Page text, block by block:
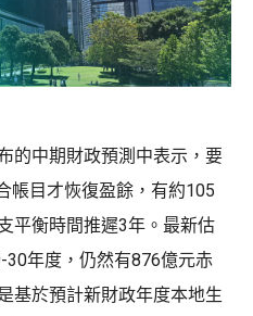
的中期財政預測中表示，要
帳目才恢復盈餘，有約105
平衡時間推遲3年。最新估
年度，仍然有876億元赤
基於預計新財政年度本地生